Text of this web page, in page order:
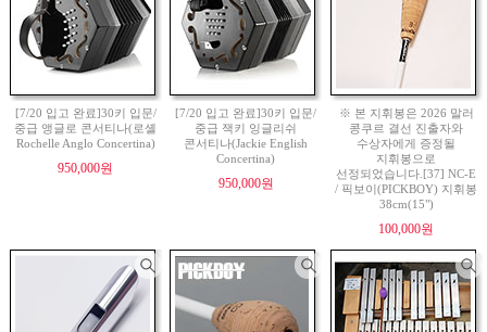
[7/20 입고 완료]30키 입문/
중급 앵글로 콘서티나(로셸
Rochelle Anglo Concertina)
950,000원
[7/20 입고 완료]30키 입문/
중급 잭키 잉글리쉬
콘서티나(Jackie English
Concertina)
950,000원
※ 본 지휘봉은 2026 말러
콩쿠르 결선 진출자와
수상자에게 증정될
지휘봉으로
선정되었습니다.[37] NC-E
/ 픽보이(PICKBOY) 지휘봉
38cm(15")
100,000원